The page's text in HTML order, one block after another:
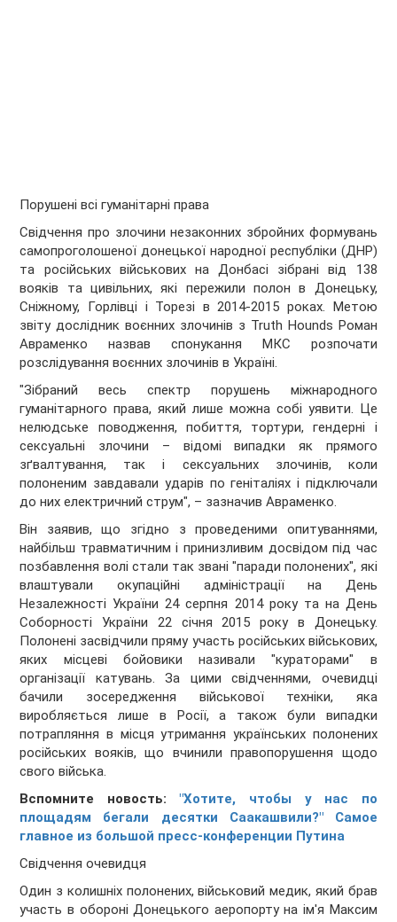
Порушені всі гуманітарні права
Свідчення про злочини незаконних збройних формувань
самопроголошеної донецької народної республіки (ДНР)
та російських військових на Донбасі зібрані від 138
вояків та цивільних, які пережили полон в Донецьку,
Сніжному, Горлівці і Торезі в 2014-2015 роках. Метою
звіту дослідник воєнних злочинів з Truth Hounds Роман
Авраменко назвав спонукання МКС розпочати
розслідування воєнних злочинів в Україні.
"Зібраний весь спектр порушень міжнародного
гуманітарного права, який лише можна собі уявити. Це
нелюдське поводження, побиття, тортури, гендерні і
сексуальні злочини – відомі випадки як прямого
зґвалтування, так і сексуальних злочинів, коли
полоненим завдавали ударів по геніталіях і підключали
до них електричний струм", – зазначив Авраменко.
Він заявив, що згідно з проведеними опитуваннями,
найбільш травматичним і принизливим досвідом під час
позбавлення волі стали так звані "паради полонених", які
влаштували окупаційні адміністрації на День
Незалежності України 24 серпня 2014 року та на День
Соборності України 22 січня 2015 року в Донецьку.
Полонені засвідчили пряму участь російських військових,
яких місцеві бойовики називали "кураторами" в
організації катувань. За цими свідченнями, очевидці
бачили зосередження військової техніки, яка
виробляється лише в Росії, а також були випадки
потрапляння в місця утримання українських полонених
російських вояків, що вчинили правопорушення щодо
свого війська.
Вспомните новость:"Хотите, чтобы у нас по
площадям бегали десятки Саакашвили?" Самое
главное из большой пресс-конференции Путина
Свідчення очевидця
Один з колишніх полонених, військовий медик, який брав
участь в обороні Донецького аеропорту на ім'я Максим